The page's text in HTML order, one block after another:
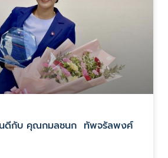
นดีกับ คุณกมลชนก ทัพจรัลพงศ์